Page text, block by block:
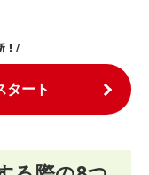
！/
タート